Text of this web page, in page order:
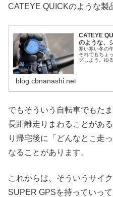
CATEYE QUICKのような製
CATEYE
のような、
寒い寒い冬の
それでもちょ
グしよう。ゆ
blog.cbnanashi.net
でもそういう自転車でもた
長距離走りまわることがあ
り帰宅後に「どんなとこ走
なることがあります。
これからは、そういうサイ
SUPER GPSを持っていっ